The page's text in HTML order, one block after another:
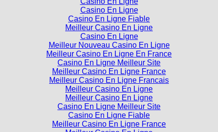
Casino En Ligne
Casino En Ligne Fiable
Meilleur Casino En Ligne
Casino En Ligne
Meilleur Nouveau Casino En Ligne
Meilleur Casino En Ligne En France
Casino En Ligne Meilleur Site
Meilleur Casino En Ligne France
Meilleur Casino En Ligne Francais
Meilleur Casino En Ligne
Meilleur Casino En Ligne
Casino En Ligne Meilleur Site
Casino En Ligne Fiable
Meilleur Casino En Ligne France
Meilleur Casino En Ligne